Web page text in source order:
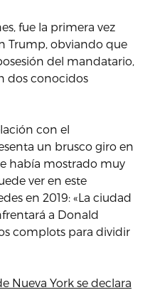
fue la primera vez
Trump, obviando que
del mandatario,
dos conocidos
con el
un brusco giro en
había mostrado muy
ver en este
en 2019: «La ciudad
a Donald
complots para dividir
Nueva York se declara